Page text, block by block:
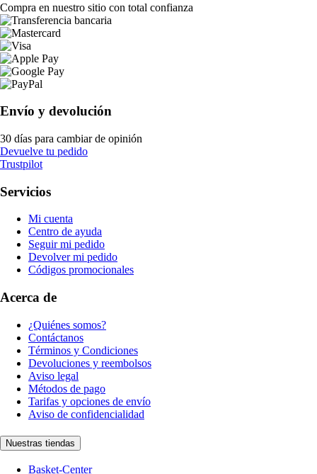
Compra en nuestro sitio con total confianza
Envío y devolución
30 días para cambiar de opinión
Devuelve tu pedido
Trustpilot
Servicios
Mi cuenta
Centro de ayuda
Seguir mi pedido
Devolver mi pedido
Códigos promocionales
Acerca de
¿Quiénes somos?
Contáctanos
Términos y Condiciones
Devoluciones y reembolsos
Aviso legal
Métodos de pago
Tarifas y opciones de envío
Aviso de confidencialidad
Nuestras tiendas
Basket-Center